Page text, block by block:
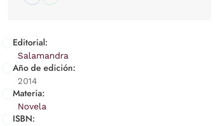
Editorial:
Salamandra
Año de edición:
2014
Materia:
Novela
ISBN: